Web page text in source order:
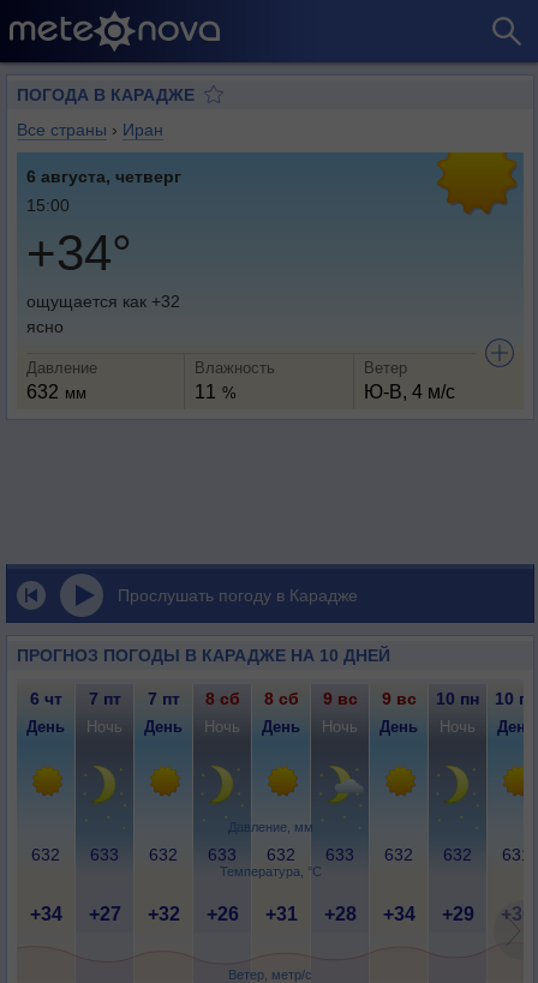
ПОГОДА В КАРАДЖЕ
Все страны › Иран
6 августа, четверг
15:00
+34°
ощущается как +32
ясно
Давление
632 мм
Влажность
11 %
Ветер
Ю-В, 4 м/с
Прослушать погоду в Карадже
ПРОГНОЗ ПОГОДЫ В КАРАДЖЕ НА 10 ДНЕЙ
Давление, мм
Температура, °C
Ветер, метр/с
6 чт 7 пт 7 пт 8 сб 8 сб 9 вс 9 вс 10 пн 10 пн
День Ночь День Ночь День Ночь День Ночь День
632 633 632 633 632 633 632 632 631
+34 +27 +32 +26 +31 +28 +34 +29 +36